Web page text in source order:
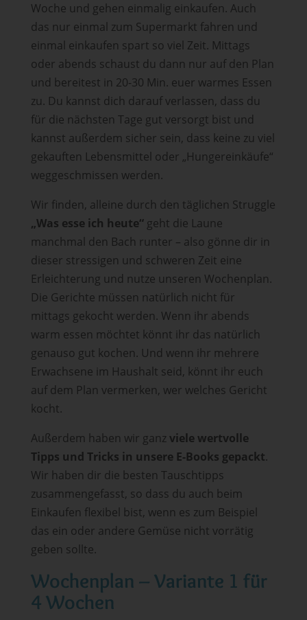
Woche und gehen einmalig einkaufen. Auch
das nur einmal zum Supermarkt fahren und
einmal einkaufen spart so viel Zeit. Mittags
oder abends schaust du dann nur auf den Plan
und bereitest in 20-30 Min. euer warmes Essen
zu. Du kannst dich darauf verlassen, dass du
für die nächsten Tage gut versorgt bist und
kannst außerdem sicher sein, dass keine zu viel
gekauften Lebensmittel oder „Hungereinkäufe“
weggeschmissen werden.
Wir finden, alleine durch den täglichen Struggle
„Was esse ich heute“geht die Laune
manchmal den Bach runter – also gönne dir in
dieser stressigen und schweren Zeit eine
Erleichterung und nutze unseren Wochenplan.
Die Gerichte müssen natürlich nicht für
mittags gekocht werden. Wenn ihr abends
warm essen möchtet könnt ihr das natürlich
genauso gut kochen. Und wenn ihr mehrere
Erwachsene im Haushalt seid, könnt ihr euch
auf dem Plan vermerken, wer welches Gericht
kocht.
Außerdem haben wir ganzviele wertvolle
Tipps und Tricks in unsere E-Books gepackt.
Wir haben dir die besten Tauschtipps
zusammengefasst, so dass du auch beim
Einkaufen flexibel bist, wenn es zum Beispiel
das ein oder andere Gemüse nicht vorrätig
geben sollte.
Wochenplan – Variante 1 für
4 Wochen